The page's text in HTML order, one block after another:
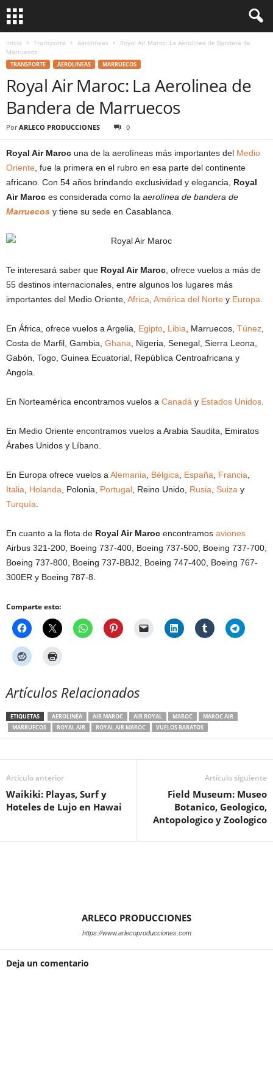
Inicio Transporte Aerolineas
Royal Air Maroc: La Aerolinea de Bandera de
Marruecos
TRANSPORTE AEROLINEAS MARRUECOS
Royal Air Maroc: La Aerolinea de
Bandera de Marruecos
Por ARLECO PRODUCCIONES 0
Royal Air Maroc una de la aerolíneas más importantes del Medio
Oriente , fue la primera en el rubro en esa parte del continente
africano. Con 54 años brindando exclusividad y elegancia, Royal
Air Maroc es considerada como la aerolínea de bandera de
Marruecos y tiene su sede en Casablanca.
Te interesará saber que Royal Air Maroc , ofrece vuelos a más de
55 destinos internacionales, entre algunos los lugares más
importantes del Medio Oriente, Africa América del Norte y Europa
En África, ofrece vuelos a Argelia, Egipto Libia , Marruecos, Túnez
Costa de Marfil, Gambia, Ghana , Nigeria, Senegal, Sierra Leona,
Gabón, Togo, Guinea Ecuatorial, República Centroafricana y
Angola.
En Norteamérica encontramos vuelos a Canadá y Estados Unidos
En Medio Oriente encontramos vuelos a Arabia Saudita, Emiratos
Árabes Unidos y Líbano.
En Europa ofrece vuelos a Alemania Bélgica España Francia
Italia
Holanda , Polonia, Portugal , Reino Unido, Rusia Suiza y
Turquía
En cuanto a la flota de Royal Air Maroc encontramos aviones
Airbus 321-200, Boeing 737-400, Boeing 737-500, Boeing 737-700,
Boeing 737-800, Boeing 737-BBJ2, Boeing 747-400, Boeing 767-
300ER y Boeing 787-8.
Comparte esto:
Artículos Relacionados
ETIQUETAS AEROLINEA AIR MAROC AIR ROYAL MAROC
MAROC AIR
MARRUECOS
ROYAL AIR ROYAL AIR MAROC VUELOS BARATOS
Artículo anterior
Waikiki: Playas, Surf y
Hoteles de Lujo en Hawai
Artículo siguiente
Field Museum: Museo
Botanico, Geologico,
Antopologico y Zoologico
ARLECO PRODUCCIONES
https://www.arlecoproducciones.com
Deja un comentario